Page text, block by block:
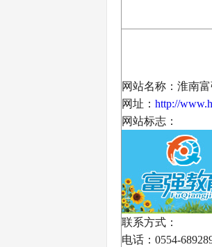
网站名称： 淮南
网址： http://
网站标志：
联系方式：
电话：0554-